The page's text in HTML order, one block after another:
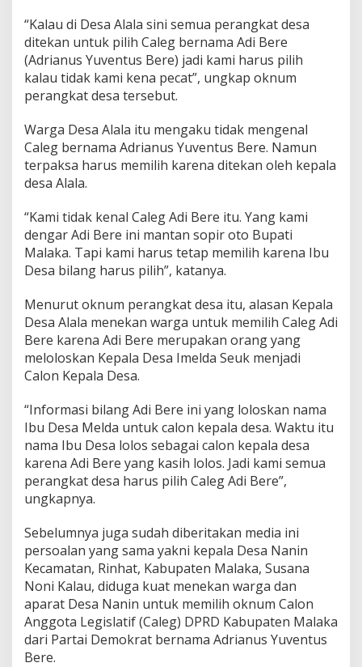
“Kalau di Desa Alala sini semua perangkat desa
ditekan untuk pilih Caleg bernama Adi Bere
(Adrianus Yuventus Bere) jadi kami harus pilih
kalau tidak kami kena pecat”, ungkap oknum
perangkat desa tersebut.
Warga Desa Alala itu mengaku tidak mengenal
Caleg bernama Adrianus Yuventus Bere. Namun
terpaksa harus memilih karena ditekan oleh kepala
desa Alala.
“Kami tidak kenal Caleg Adi Bere itu. Yang kami
dengar Adi Bere ini mantan sopir oto Bupati
Malaka. Tapi kami harus tetap memilih karena Ibu
Desa bilang harus pilih”, katanya.
Menurut oknum perangkat desa itu, alasan Kepala
Desa Alala menekan warga untuk memilih Caleg Adi
Bere karena Adi Bere merupakan orang yang
meloloskan Kepala Desa Imelda Seuk menjadi
Calon Kepala Desa.
“Informasi bilang Adi Bere ini yang loloskan nama
Ibu Desa Melda untuk calon kepala desa. Waktu itu
nama Ibu Desa lolos sebagai calon kepala desa
karena Adi Bere yang kasih lolos. Jadi kami semua
perangkat desa harus pilih Caleg Adi Bere”,
ungkapnya.
Sebelumnya juga sudah diberitakan media ini
persoalan yang sama yakni kepala Desa Nanin
Kecamatan, Rinhat, Kabupaten Malaka, Susana
Noni Kalau, diduga kuat menekan warga dan
aparat Desa Nanin untuk memilih oknum Calon
Anggota Legislatif (Caleg) DPRD Kabupaten Malaka
dari Partai Demokrat bernama Adrianus Yuventus
Bere.